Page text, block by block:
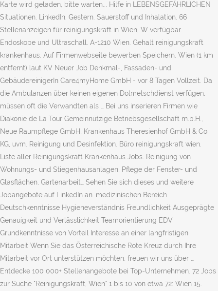
Karte wird geladen, bitte warten... Hilfe in LEBENSGEFÄHRLICHEN
Situationen. LinkedIn. Gestern. Sauerstoff und Inhalation. 66
Stellenanzeigen für reinigungskraft in Wien, W verfügbar.
Endoskope und Ultraschall. A-1210 Wien. Gehalt reinigungskraft
krankenhaus. Auf Firmenwebseite bewerben Speichern. Wien (1 km
entfernt) laut KV Neuer Job Denkmal-, Fassaden- und
GebäudereinigerIn Care4myHome GmbH - vor 8 Tagen Vollzeit. Da
die Ambulanzen über keinen eigenen Dolmetschdienst verfügen,
müssen oft die Verwandten als … Bei uns inserieren Firmen wie
Diakonie de La Tour Gemeinnützige Betriebsgesellschaft m.b.H.,
Neue Raumpflege GmbH, Krankenhaus Theresienhof GmbH & Co
KG, uvm. Reinigung und Desinfektion. Büro reinigungskraft wien.
Liste aller Reinigungskraft Krankenhaus Jobs. Reinigung von
Wohnungs- und Stiegenhausanlagen, Pflege der Fenster- und
Glasflächen, Gartenarbeit… Sehen Sie sich dieses und weitere
Jobangebote auf LinkedIn an. medizinischen Bereich
Deutschkenntnisse Hygieneverständnis Freundlichkeit Ausgeprägte
Genauigkeit und Verlässlichkeit Teamorientierung EDV
Grundkenntnisse von Vorteil Interesse an einer langfristigen
Mitarbeit Wenn Sie das Österreichische Rote Kreuz durch Ihre
Mitarbeit vor Ort unterstützen möchten, freuen wir uns über …
Entdecke 100 000+ Stellenangebote bei Top-Unternehmen. 72 Jobs
zur Suche "Reinigungskraft, Wien" 1 bis 10 von etwa 72: Wien 15.